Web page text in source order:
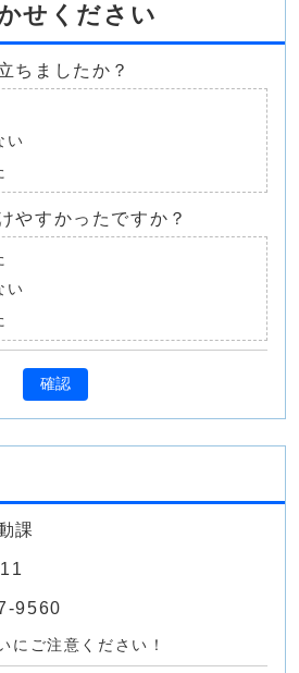
せください
ちましたか？
い
やすかったですか？
い
確認
課
9560
にご注意ください！